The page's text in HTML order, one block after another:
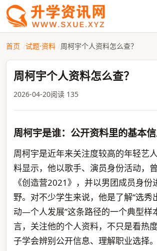
首页 试题·资料 周柯宇个人资料怎么查？
周柯宇个人资料怎么查？
2026-04-20阅读 135
周柯宇是谁：公开资料里的基本
周柯宇是近年来关注度较高的年轻艺
料显示，他以歌手、演员身份活动，
《创造营2021》，并以男团成员身份
野。对不少学生来说，他是了解“选
动—个人发展”这条路径的一个典型样
言，关注他的个人资料，不只是看热
子学会辨别公开信息、理解职业选择。